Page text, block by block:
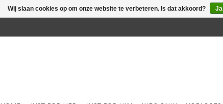
Wij slaan cookies op om onze website te verbeteren. Is dat akkoord? Ja